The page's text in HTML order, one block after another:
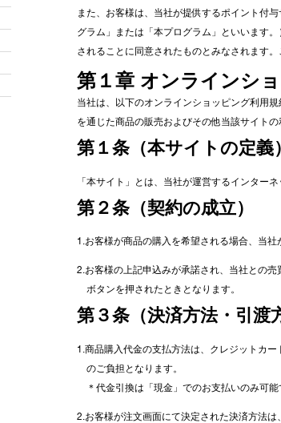
また、お客様は、当社が提供するポイント付
グラム」または「本プログラム」といいます
されることに同意されたものとみなされます
第１章 オンラインシ
当社は、以下のオンラインショッピング利用
を通じた商品の販売およびその他当該サイト
第１条（本サイトの定義）
「本サイト」とは、当社が運営するインター
第２条（契約の成立）
1.お客様が商品の購入を希望される場合、当
2.お客様の上記申込みが承諾され、当社との
ボタンを押されたときとなります。
第３条（決済方法・引渡
1.商品購入代金の支払方法は、クレジットカ
のご負担となります。
＊代金引換は「現金」でのお支払いのみ可能
2.お客様が注文画面にて決定された決済方法